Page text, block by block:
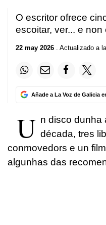
O escritor ofrece
escoitar, ver... e
22 may 2026 . Actualizado a
Añade a La Voz de Galicia
U n disco dunha
década, tres
conmovedors e un
algunhas das